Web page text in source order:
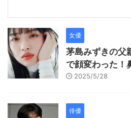
女優
茅島みずきの父
で顔変わった！
2025/5/28
俳優